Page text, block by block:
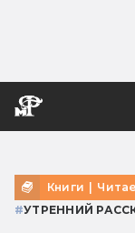
Книги |
#УТРЕННИЙ